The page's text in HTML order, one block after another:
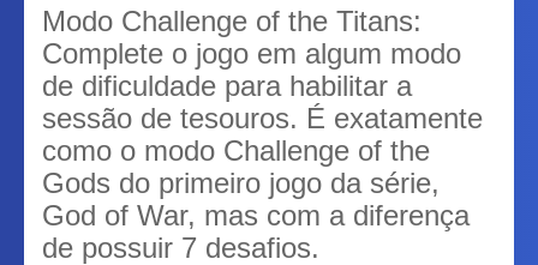
Modo Challenge of the Titans:
Complete o jogo em algum modo
de dificuldade para habilitar a
sessão de tesouros. É exatamente
como o modo Challenge of the
Gods do primeiro jogo da série,
God of War, mas com a diferença
de possuir 7 desafios.